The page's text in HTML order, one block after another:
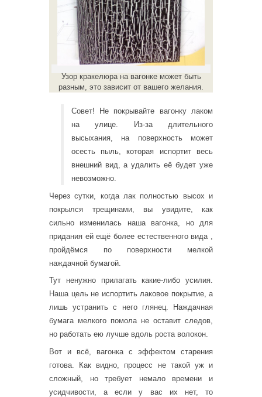
Узор кракелюра на вагонке может быть
разным, это зависит от вашего желания.
Совет! Не покрывайте вагонку лаком
на улице. Из-за длительного
высыхания, на поверхность может
осесть пыль, которая испортит весь
внешний вид, а удалить её будет уже
невозможно.
Через сутки, когда лак полностью высох и
покрылся трещинами, вы увидите, как
сильно изменилась наша вагонка, но для
придания ей ещё более естественного вида ,
пройдёмся по поверхности мелкой
наждачной бумагой.
Тут ненужно прилагать какие-либо усилия.
Наша цель не испортить лаковое покрытие, а
лишь устранить с него глянец. Наждачная
бумага мелкого помола не оставит следов,
но работать ею лучше вдоль роста волокон.
Вот и всё, вагонка с эффектом старения
готова. Как видно, процесс не такой уж и
сложный, но требует немало времени и
усидчивости, а если у вас их нет, то